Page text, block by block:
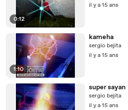
0:12
il y a 15 ans
1:10
kameha
sergio bejita
il y a 15 ans
super sayan
sergio bejita
il y a 15 ans